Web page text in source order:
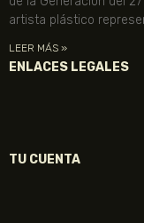
artista plástico
LEER MÁS »
ENLACES LEGALES
TU CUENTA